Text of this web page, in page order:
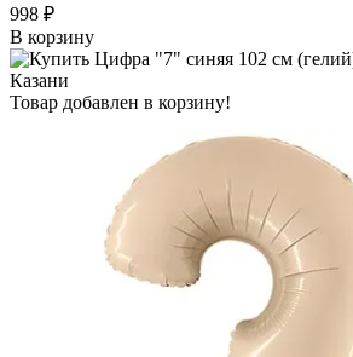
998 ₽
В корзину
Товар добавлен в корзину!